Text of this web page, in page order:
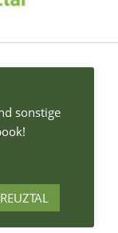
sonstige